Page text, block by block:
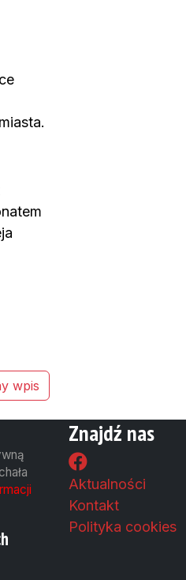
wpis
Znajdź nas
Aktualności
Kontakt
Polityka cookies